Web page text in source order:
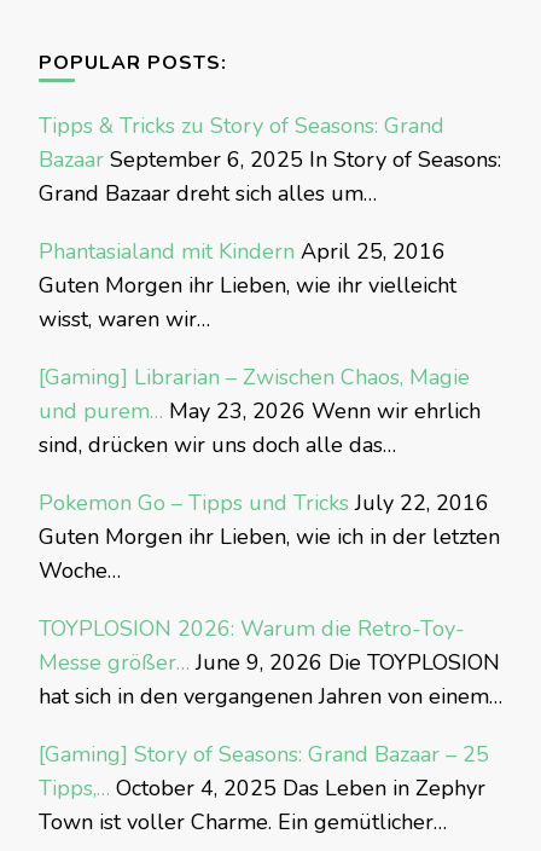
POPULAR POSTS:
Tipps & Tricks zu Story of Seasons: Grand
Bazaar September 6, 2025 In Story of Seasons:
Grand Bazaar dreht sich alles um…
Phantasialand mit Kindern April 25, 2016
Guten Morgen ihr Lieben, wie ihr vielleicht
wisst, waren wir…
[Gaming] Librarian – Zwischen Chaos, Magie
und purem… May 23, 2026 Wenn wir ehrlich
sind, drücken wir uns doch alle das…
Pokemon Go – Tipps und Tricks July 22, 2016
Guten Morgen ihr Lieben, wie ich in der letzten
Woche…
TOYPLOSION 2026: Warum die Retro-Toy-
Messe größer… June 9, 2026 Die TOYPLOSION
hat sich in den vergangenen Jahren von einem…
[Gaming] Story of Seasons: Grand Bazaar – 25
Tipps,… October 4, 2025 Das Leben in Zephyr
Town ist voller Charme. Ein gemütlicher…